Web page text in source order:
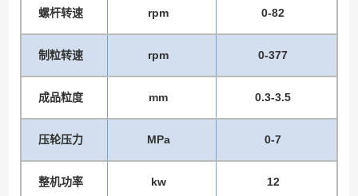
螺杆转速 rpm 0-82
制粒转速 rpm 0-377
成品粒度 mm 0.3-3.5
压轮压力 MPa 0-7
整机功率 kw 12